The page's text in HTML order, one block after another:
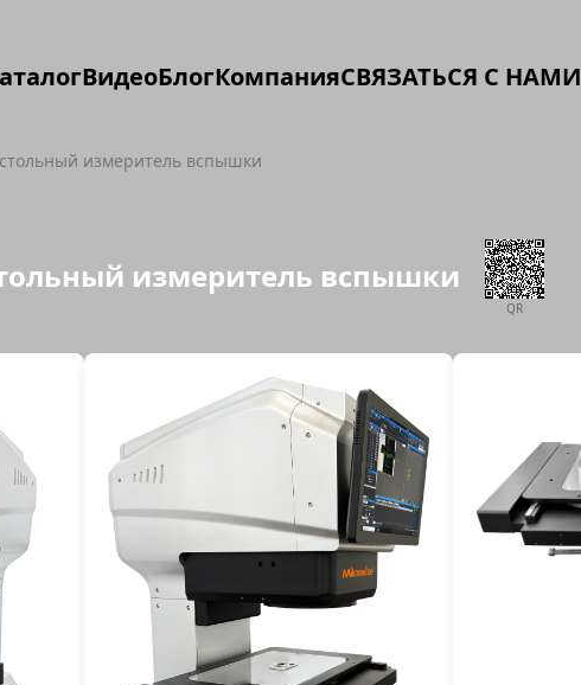
ВидеоБлогКомпанияСВЯЗАТЬСЯ С НАМИ
измеритель вспышки
измеритель вспышки
QR